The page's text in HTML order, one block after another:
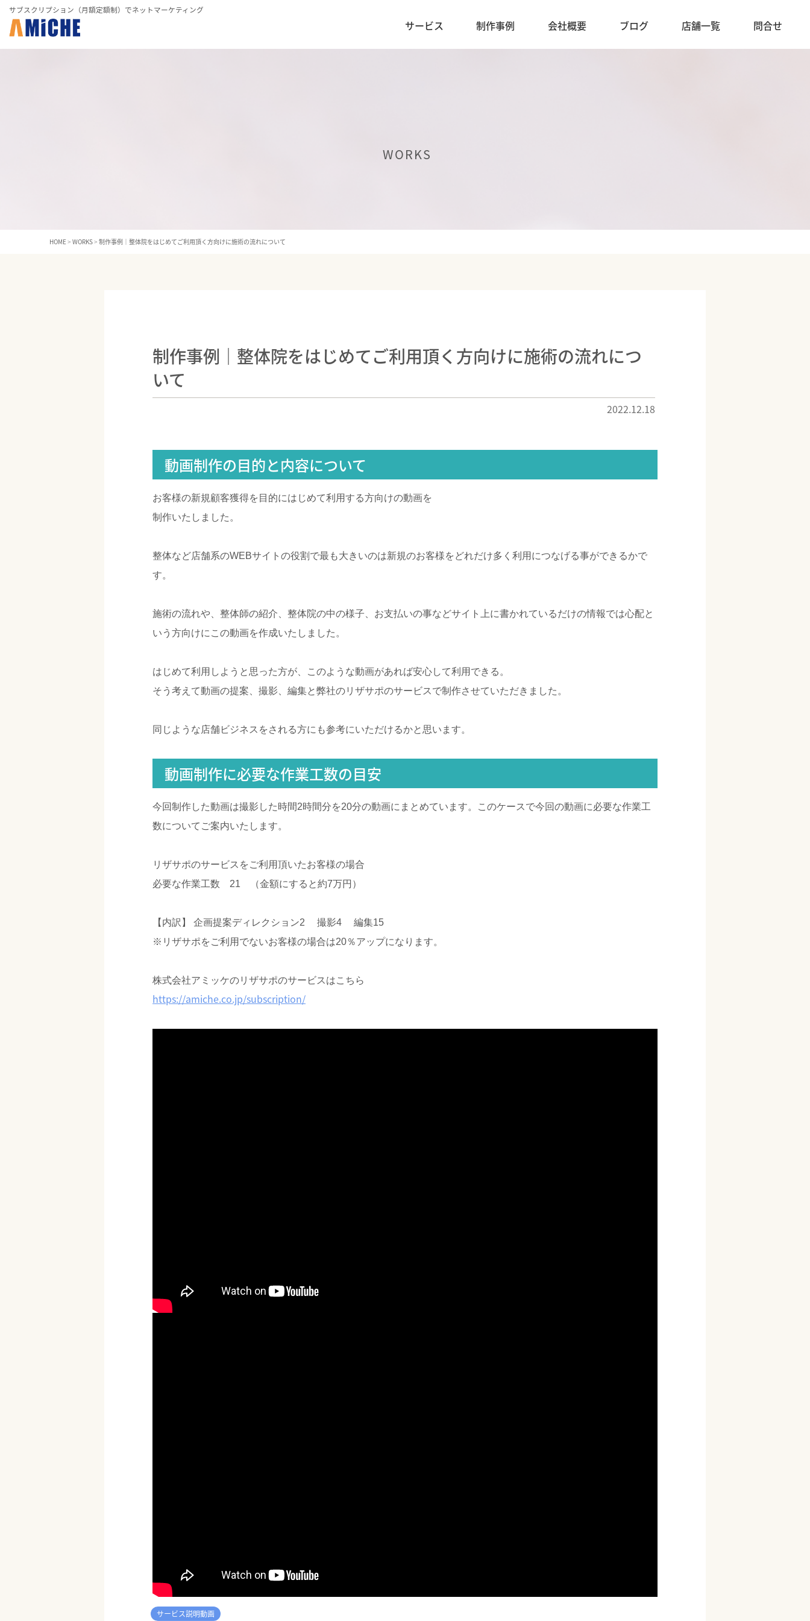
サブスクリプション（月額定額制）でネットマーケティング
サービス 制作事例 会社概要 ブログ 店舗一覧 問合せ
WORKS
HOME>WORKS>制作事例｜整体院をはじめてご利用頂く方向けに施術の流れについて
制作事例｜整体院をはじめてご利用頂く方向けに施術の流れにつ
いて
2022.12.18
動画制作の目的と内容について
お客様の新規顧客獲得を目的にはじめて利用する方向けの動画を
制作いたしました。
整体など店舗系のWEBサイトの役割で最も大きいのは新規のお客様をどれだけ多く利用につなげる事ができるかで
す。
施術の流れや、整体師の紹介、整体院の中の様子、お支払いの事などサイト上に書かれているだけの情報では心配と
いう方向けにこの動画を作成いたしました。
はじめて利用しようと思った方が、このような動画があれば安心して利用できる。
そう考えて動画の提案、撮影、編集と弊社のリザサポのサービスで制作させていただきました。
同じような店舗ビジネスをされる方にも参考にいただけるかと思います。
動画制作に必要な作業工数の目安
今回制作した動画は撮影した時間2時間分を20分の動画にまとめています。このケースで今回の動画に必要な作業工
数についてご案内いたします。
リザサポのサービスをご利用頂いたお客様の場合
必要な作業工数 21 （金額にすると約7万円）
【内訳】 企画提案ディレクション2 撮影4 編集15
※リザサポをご利用でないお客様の場合は20％アップになります。
株式会社アミッケのリザサポのサービスはこちら
https://amiche.co.jp/subscription/
サービス説明動画